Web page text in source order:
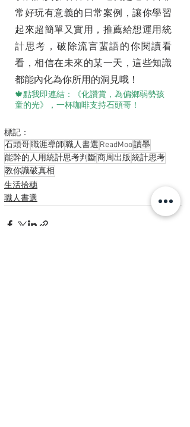
常好玩有意義的日常案例，讓你學習
起來超簡單又實用，推薦給想運用統
計思考，破除流言蜚語的你閱讀看
看，相信在未來的某一天，這些知識
都能內化為你所用的洞見哦！
🍁點我即連結：《化讚賞，為偏鄉弱勢孩
童的光》，一杯咖啡支持石頭哥！
標記：
石頭哥職涯導師職人書選 ReadMoo讀墨
能幹的人用統計思考判斷商周出版統計思考
教你識破真相
生活拾穗
職人書選